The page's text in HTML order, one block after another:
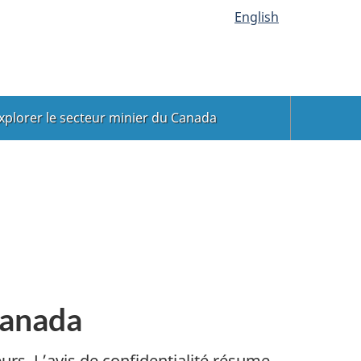
English
le secteur minier du Canada